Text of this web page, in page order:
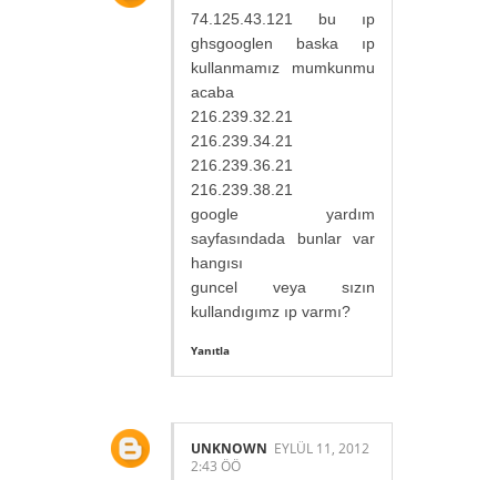
74.125.43.121 bu ıp
ghsgooglen baska ıp
kullanmamız mumkunmu
acaba
216.239.32.21
216.239.34.21
216.239.36.21
216.239.38.21
google yardım
sayfasındada bunlar var
hangısı
guncel veya sızın
kullandıgımz ıp varmı?
Yanıtla
UNKNOWN EYLÜL 11, 2012
2:43 ÖÖ